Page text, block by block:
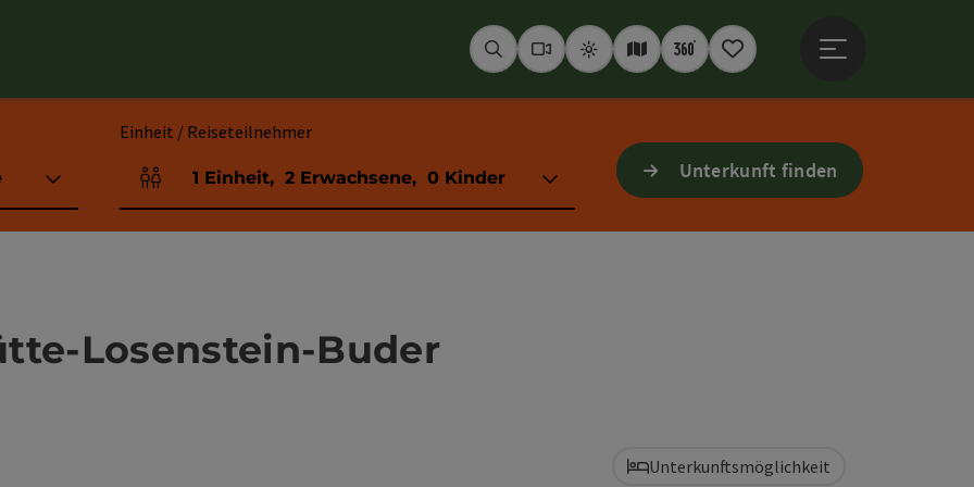
SuchenWebcams
WetterInteraktive Karte
360° Panoramen
Merkzettel
Einheit / Reiseteilnehmer
Einheitenanzahl und Personenfelder
1 Einheit, 2 Erwachsene, 0 Kinder Unterkunft finden
Losenstein-Buder
Unterkunftsmöglichkeit